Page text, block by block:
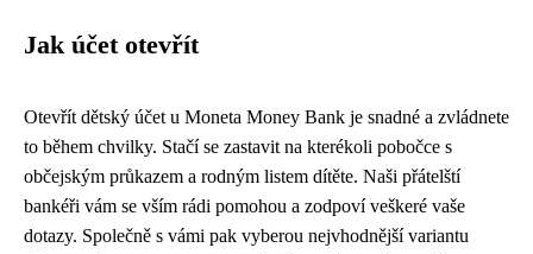
Jak účet otevřít
Otevřít dětský účet u Moneta Money Bank je snadné a zvládnete
to během chvilky. Stačí se zastavit na kterékoli pobočce s
občejským průkazem a rodným listem dítěte. Naši přátelští
bankéři vám se vším rádi pomohou a zodpoví veškeré vaše
dotazy. Společně s vámi pak vyberou nejvhodnější variantu